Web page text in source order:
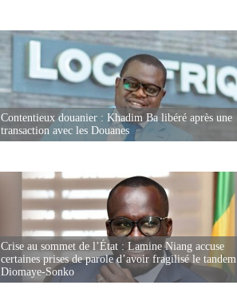
Contentieux douanier : Khadim Ba libéré après une
transaction avec les Douanes
Crise au sommet de l’État : Lamine Niang accuse
certaines prises de parole d’avoir fragilisé le tandem
Diomaye-Sonko